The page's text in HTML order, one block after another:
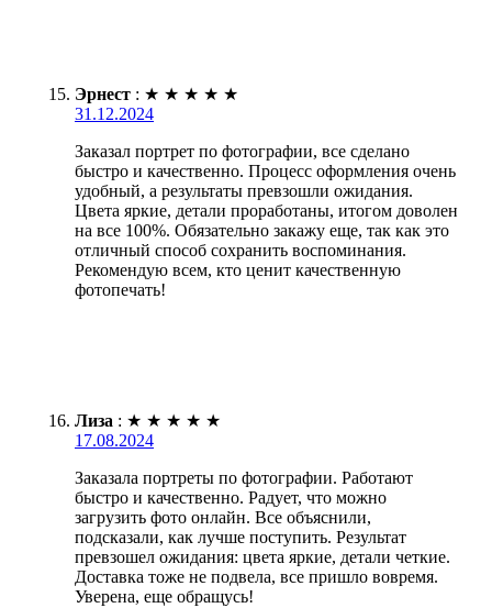
Эрнест : ★ ★ ★ ★ ★
31.12.2024
Заказал портрет по фотографии, все сделано
быстро и качественно. Процесс оформления очень
удобный, а результаты превзошли ожидания.
Цвета яркие, детали проработаны, итогом доволен
на все 100%. Обязательно закажу еще, так как это
отличный способ сохранить воспоминания.
Рекомендую всем, кто ценит качественную
фотопечать!
Лиза : ★ ★ ★ ★ ★
17.08.2024
Заказала портреты по фотографии. Работают
быстро и качественно. Радует, что можно
загрузить фото онлайн. Все объяснили,
подсказали, как лучше поступить. Результат
превзошел ожидания: цвета яркие, детали четкие.
Доставка тоже не подвела, все пришло вовремя.
Уверена, еще обращусь!